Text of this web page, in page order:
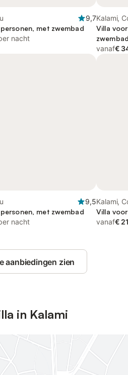
9,7
met zwembad
nacht
Kalami,
Villa
vanaf€
9,5
met zwembad
nacht
Kalami,
Villa
vanaf€
aanbiedingen zien
in Kalami